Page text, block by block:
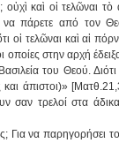
καὶ οἱ τελῶναι
πάρετε από τον
οἱ τελῶναι καὶ αἱ
οποίες στην αρχή
του Θεού.
άπιστοι)»
σαν τρελοί στα
Για να παρηγορήσει